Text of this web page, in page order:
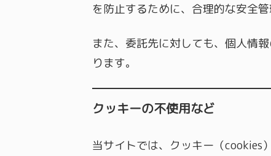
を防止するために、合理的な安全
また、委託先に対しても、個人情
ります。
クッキーの不使用など
当サイトでは、クッキー（cookies